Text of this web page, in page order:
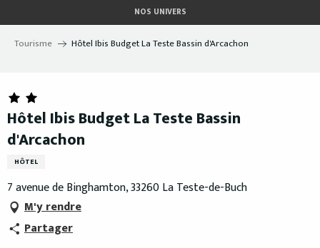
au
contenu
NOS UNIVERS
Tourisme Hôtel Ibis Budget La Teste Bassin d'Arcachon
Hôtel Ibis Budget La Teste Bassin
d'Arcachon
HÔTEL
7 avenue de Binghamton, 33260 La Teste-de-Buch
M'y rendre
Partager